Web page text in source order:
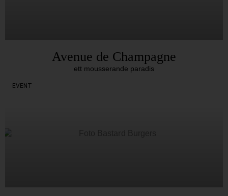
Avenue de Champagne
ett mousserande paradis
EVENT